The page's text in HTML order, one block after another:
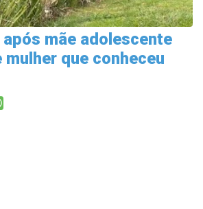
após mãe adolescente
mulher que conheceu